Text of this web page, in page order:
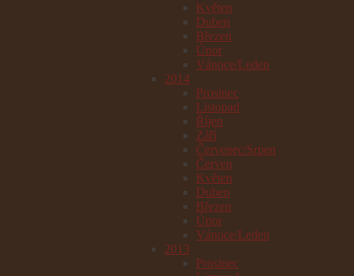
Květen
Duben
Březen
Únor
Vánoce/Leden
2014
Prosinec
Listopad
Říjen
Září
Červenec/Srpen
Červen
Květen
Duben
Březen
Únor
Vánoce/Leden
2013
Prosinec